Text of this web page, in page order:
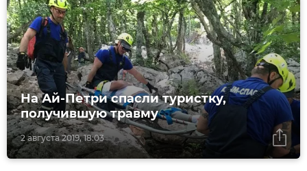
2 августа 2019, 18:03
На Ай-Петри спасли туристку,
получившую травму